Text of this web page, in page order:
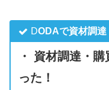
DODAで資材調
・ 資材調達・
った！